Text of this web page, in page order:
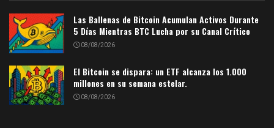
Las Ballenas de Bitcoin Acumulan Activos Durante
5 Días Mientras BTC Lucha por su Canal Crítico
08/08/2026
El Bitcoin se dispara: un ETF alcanza los 1.000
millones en su semana estelar.
08/08/2026